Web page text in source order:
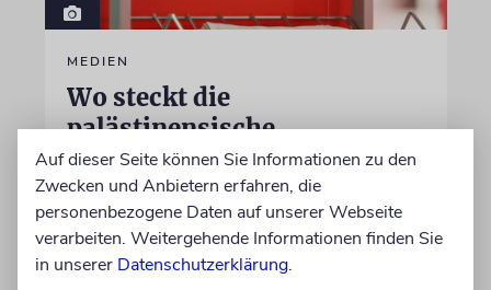
MEDIEN
Wo steckt die
palästinensische
Opposition?
Zwei taz-Essays erzählen eindringlich von
palästinensischer und muslimischer
Entfremdung in Deutschland. Sie lassen
zugleich einen entscheidenden blinden Fleck
Auf dieser Seite können Sie Informationen zu den
Zwecken und Anbietern erfahren, die
personenbezogene Daten auf unserer Webseite
verarbeiten. Weitergehende Informationen finden Sie
in unserer Datenschutzerklärung.